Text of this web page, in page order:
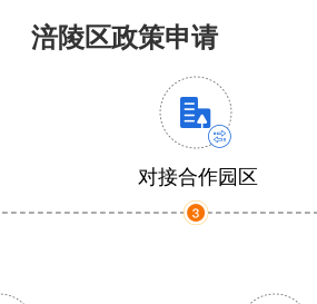
涪陵区政策申请
对接合作园区